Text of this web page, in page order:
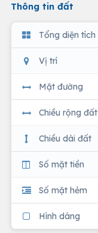
Thông tin đất
Tổng diện tích
Vị trí
Mặt đường
Chiều rộng đất
Chiều dài đất
Số mặt tiền
Số mặt hẻm
Hình dáng